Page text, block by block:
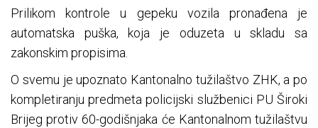
Prilikom kontrole u gepeku vozila pronađena je
automatska puška, koja je oduzeta u skladu sa
zakonskim propisima.
O svemu je upoznato Kantonalno tužilaštvo ZHK, a po
kompletiranju predmeta policijski službenici PU Široki
Brijeg protiv 60-godišnjaka će Kantonalnom tužilaštvu